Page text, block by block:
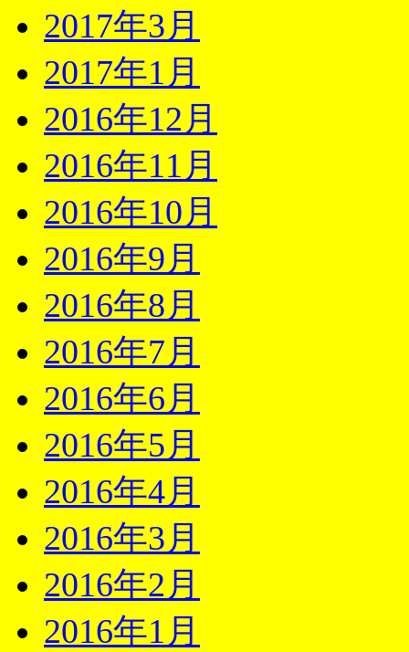
2017年3月
2017年1月
2016年12月
2016年11月
2016年10月
2016年9月
2016年8月
2016年7月
2016年6月
2016年5月
2016年4月
2016年3月
2016年2月
2016年1月